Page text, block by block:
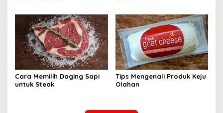
Cara Memilih Daging Sapi
untuk Steak
Tips Mengenali Produk Keju
Olahan